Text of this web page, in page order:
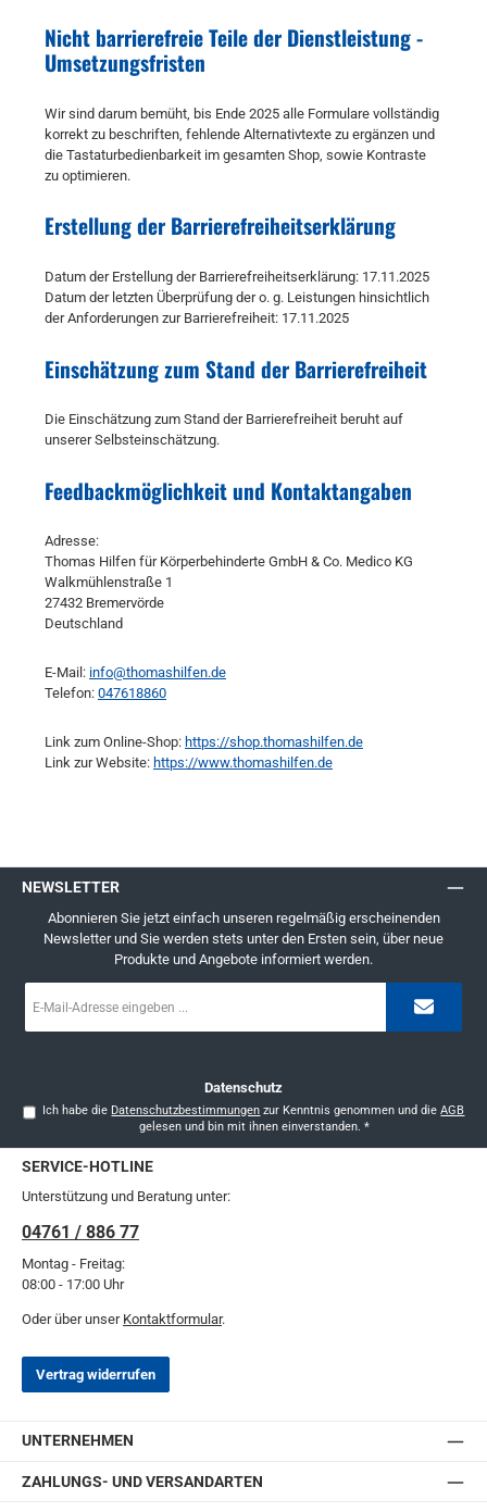
Nicht barrierefreie Teile der Dienstleistung -
Umsetzungsfristen
Wir sind darum bemüht, bis Ende 2025 alle Formulare vollständig
korrekt zu beschriften, fehlende Alternativtexte zu ergänzen und
die Tastaturbedienbarkeit im gesamten Shop, sowie Kontraste
zu optimieren.
Erstellung der Barrierefreiheitserklärung
Datum der Erstellung der Barrierefreiheitserklärung: 17.11.2025
Datum der letzten Überprüfung der o. g. Leistungen hinsichtlich
der Anforderungen zur Barrierefreiheit: 17.11.2025
Einschätzung zum Stand der Barrierefreiheit
Die Einschätzung zum Stand der Barrierefreiheit beruht auf
unserer Selbsteinschätzung.
Feedbackmöglichkeit und Kontaktangaben
Adresse:
Thomas Hilfen für Körperbehinderte GmbH & Co. Medico KG
Walkmühlenstraße 1
27432 Bremervörde
Deutschland
E-Mail: info@thomashilfen.de
Telefon: 047618860
Link zum Online-Shop: https://shop.thomashilfen.de
Link zur Website: https://www.thomashilfen.de
NEWSLETTER
Abonnieren Sie jetzt einfach unseren regelmäßig erscheinenden
Newsletter und Sie werden stets unter den Ersten sein, über neue
Produkte und Angebote informiert werden.
Mail-
Datenschutz
Ich habe die Datenschutzbestimmungen zur Kenntnis genommen und dieAGB
gelesen und bin mit ihnen einverstanden. *
SERVICE-HOTLINE
Unterstützung und Beratung unter:
04761 / 886 77
Montag - Freitag:
08:00 - 17:00 Uhr
Oder über unser Kontaktformular.
Vertrag widerrufen
UNTERNEHMEN
ZAHLUNGS- UND VERSANDARTEN